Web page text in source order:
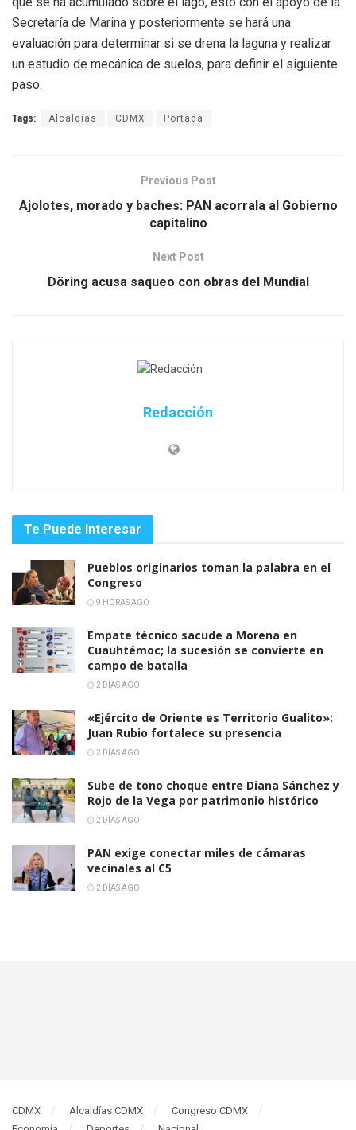
Secretaría de Marina y posteriormente se hará una
evaluación para determinar si se drena la laguna y realizar
un estudio de mecánica de suelos, para definir el siguiente
paso.
Tags: Alcaldías CDMX Portada
Previous Post
Ajolotes, morado y baches: PAN acorrala al Gobierno
capitalino
Next Post
Döring acusa saqueo con obras del Mundial
Redacción
Te Puede Interesar
Pueblos originarios toman la palabra en el
Congreso
9 HORAS AGO
Empate técnico sacude a Morena en
Cuauhtémoc; la sucesión se convierte en
campo de batalla
2 DÍAS AGO
«Ejército de Oriente es Territorio Gualito»:
Juan Rubio fortalece su presencia
2 DÍAS AGO
Sube de tono choque entre Diana Sánchez y
Rojo de la Vega por patrimonio histórico
2 DÍAS AGO
PAN exige conectar miles de cámaras
vecinales al C5
2 DÍAS AGO
CDMX Alcaldías CDMX
Congreso CDMX